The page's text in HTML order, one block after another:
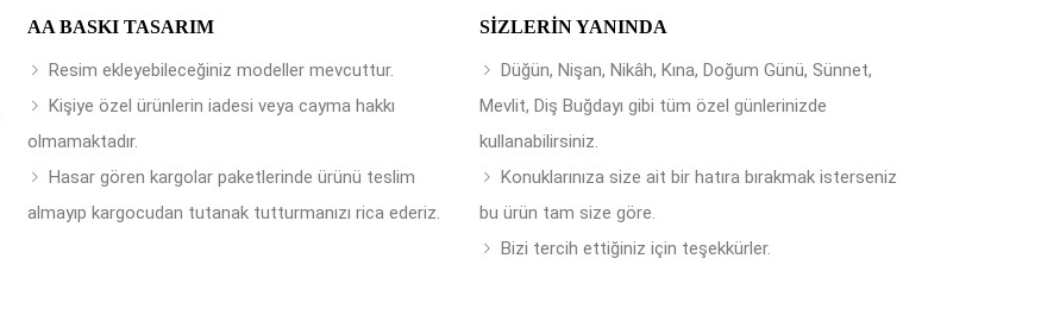
AA BASKI TASARIM
Resim ekleyebileceğiniz modeller mevcuttur.
Kişiye özel ürünlerin iadesi veya cayma hakkı
olmamaktadır.
Hasar gören kargolar paketlerinde ürünü teslim
almayıp kargocudan tutanak tutturmanızı rica ederiz.
SIZLERIN YANINDA
Düğün, Nişan, Nikâh, Kına, Doğum Günü, Sünnet,
Mevlit, Diş Buğdayı gibi tüm özel günlerinizde
kullanabilirsiniz.
Konuklarınıza size ait bir hatıra bırakmak isterseniz
bu ürün tam size göre.
Bizi tercih ettiğiniz için teşekkürler.